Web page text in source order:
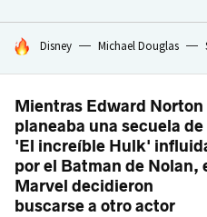
HOY SE HABLA DE
Disney Michael Douglas
Mientras Edward Norton
planeaba una secuela de
'El increíble Hulk'
por el Batman de Nolan,
Marvel decidieron
buscarse a otro actor